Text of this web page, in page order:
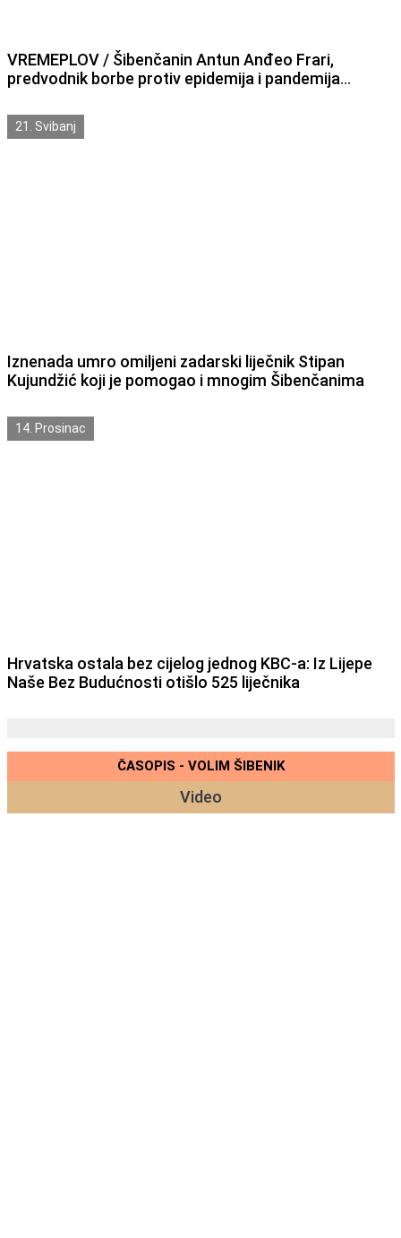
VREMEPLOV / Šibenčanin Antun Anđeo Frari,
predvodnik borbe protiv epidemija i pandemija
21. Svibanj
Iznenada umro omiljeni zadarski liječnik Stipan
Kujundžić koji je pomogao i mnogim Šibenčanima
14. Prosinac
Hrvatska ostala bez cijelog jednog KBC-a: Iz Lijepe
Naše Bez Budućnosti otišlo 525 liječnika
ČASOPIS - VOLIM ŠIBENIK
Video